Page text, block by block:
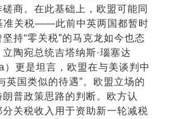
商。在此基础上，欧盟可能同
准关税——此前中英两国都暂时
持“零关税”的马克龙如今也态
陶宛总统吉塔纳斯·瑙塞达
）更是坦言，欧盟在与美谈判中
英国类似的待遇”。欧盟立场的
普政策思路的判断。欧方认
关税收入用于资助新一轮减税